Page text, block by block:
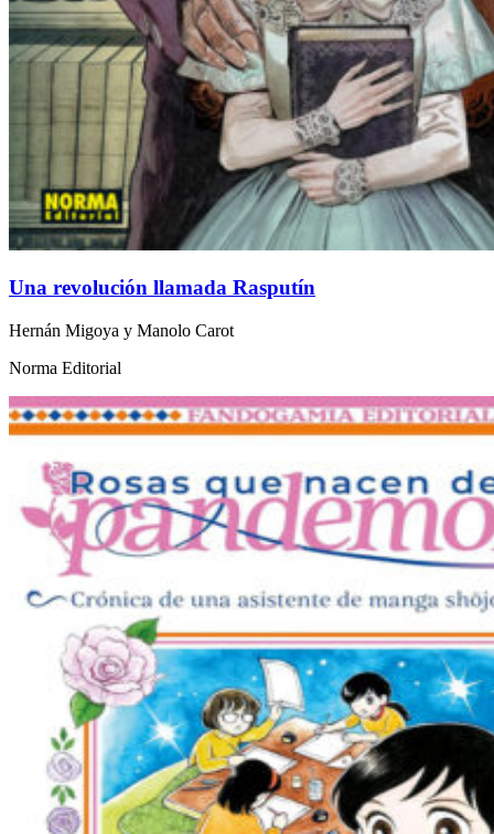
Una revolución llamada Rasputín
Hernán Migoya y Manolo Carot
Norma Editorial